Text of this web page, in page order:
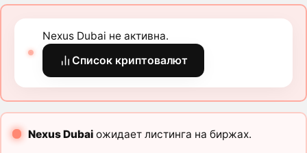
Nexus Dubai не активна.
Список криптовалют
Nexus Dubaiожидает листинга на биржах.